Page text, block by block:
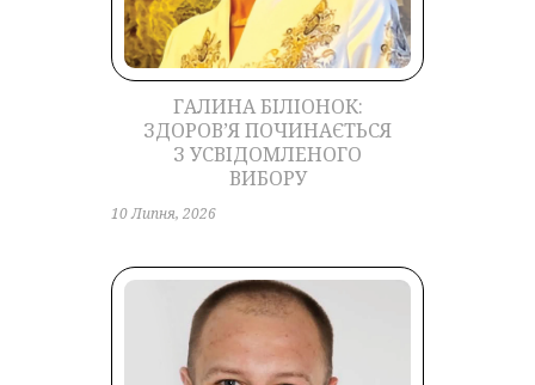
ГАЛИНА БІЛІОНОК:
ЗДОРОВ’Я ПОЧИНАЄТЬСЯ
З УСВІДОМЛЕНОГО
ВИБОРУ
10 Липня, 2026